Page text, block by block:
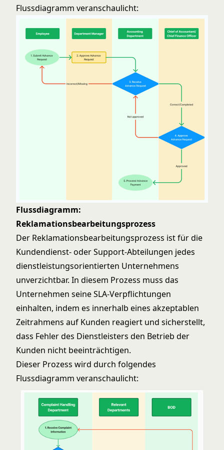
Flussdiagramm veranschaulicht:
Flussdiagramm:
Reklamationsbearbeitungsprozess
Der Reklamationsbearbeitungsprozess ist für die
Kundendienst- oder Support-Abteilungen jedes
dienstleistungsorientierten Unternehmens
unverzichtbar. In diesem Prozess muss das
Unternehmen seine SLA-Verpflichtungen
einhalten, indem es innerhalb eines akzeptablen
Zeitrahmens auf Kunden reagiert und sicherstellt,
dass Fehler des Dienstleisters den Betrieb der
Kunden nicht beeinträchtigen.
Dieser Prozess wird durch folgendes
Flussdiagramm veranschaulicht: